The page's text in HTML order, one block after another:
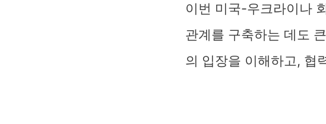
이번 미국-우크라이나
관계를 구축하는 데도
의 입장을 이해하고, 협